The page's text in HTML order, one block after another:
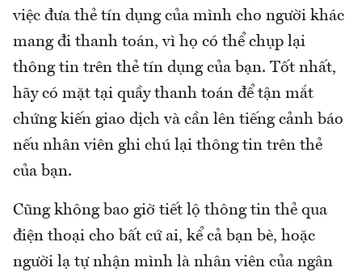
việc đưa thẻ tín dụng của mình cho người khác
mang đi thanh toán, vì họ có thể chụp lại
thông tin trên thẻ tín dụng của bạn. Tốt nhất,
hãy có mặt tại quầy thanh toán để tận mắt
chứng kiến giao dịch và cần lên tiếng cảnh báo
nếu nhân viên ghi chú lại thông tin trên thẻ
của bạn.
Cũng không bao giờ tiết lộ thông tin thẻ qua
điện thoại cho bất cứ ai, kể cả bạn bè, hoặc
người lạ tự nhận mình là nhân viên của ngân